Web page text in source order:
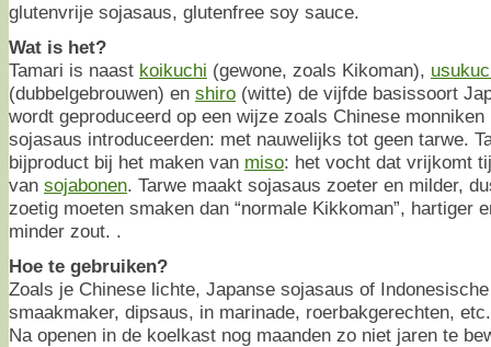
glutenvrije sojasaus, glutenfree soy sauce.
Wat is het?
Tamari is naast koikuchi (gewone, zoals Kikoman),
(dubbelgebrouwen) en shiro (witte) de vijfde basissoort
wordt geproduceerd op een wijze zoals Chinese
sojasaus introduceerden: met nauwelijks tot geen tarwe.
bijproduct bij het maken van miso: het vocht dat vrijkomt
van sojabonen. Tarwe maakt sojasaus zoeter en milder,
zoetig moeten smaken dan “normale Kikkoman”, hartiger
minder zout. .
Hoe te gebruiken?
Zoals je Chinese lichte, Japanse sojasaus of
smaakmaker, dipsaus, in marinade, roerbakgerechten, etc.
Na openen in de koelkast nog maanden zo niet jaren te